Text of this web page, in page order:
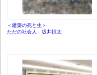
＜建築の死と生＞
ただの社会人 坂井恒太